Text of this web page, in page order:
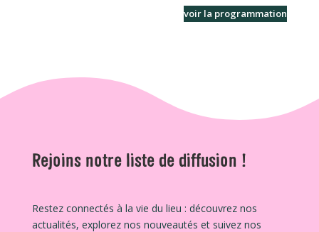
voir la programmation
Rejoins notre liste de diffusion !
Restez connectés à la vie du lieu : découvrez nos
actualités, explorez nos nouveautés et suivez nos